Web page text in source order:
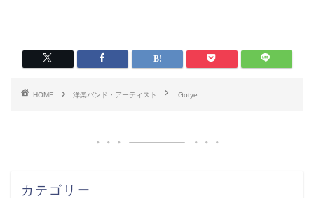
HOME 洋楽バンド・アーティスト Gotye
カテゴリー